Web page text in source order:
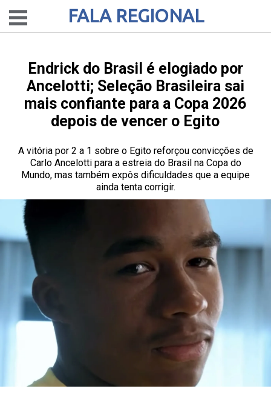
FALA REGIONAL
Endrick do Brasil é elogiado por
Ancelotti; Seleção Brasileira sai
mais confiante para a Copa 2026
depois de vencer o Egito
A vitória por 2 a 1 sobre o Egito reforçou convicções de
Carlo Ancelotti para a estreia do Brasil na Copa do
Mundo, mas também expôs dificuldades que a equipe
ainda tenta corrigir.